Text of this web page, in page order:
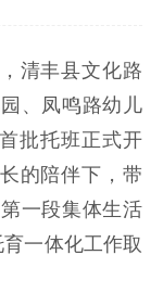
清丰县文化路
、凤鸣路幼儿
批托班正式开
的陪伴下，带
一段集体生活
一体化工作取